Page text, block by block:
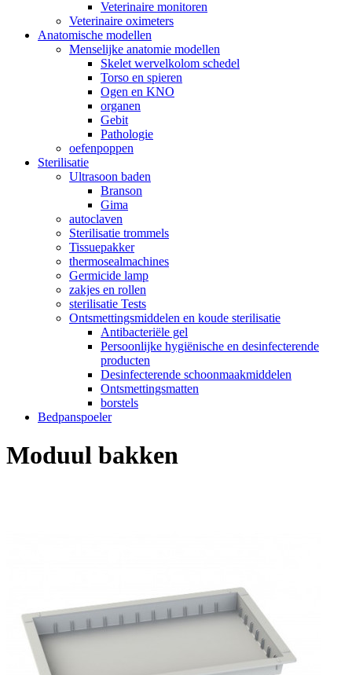
Veterinaire monitoren
Veterinaire oximeters
Anatomische modellen
Menselijke anatomie modellen
Skelet wervelkolom schedel
Torso en spieren
Ogen en KNO
organen
Gebit
Pathologie
oefenpoppen
Sterilisatie
Ultrasoon baden
Branson
Gima
autoclaven
Sterilisatie trommels
Tissuepakker
thermosealmachines
Germicide lamp
zakjes en rollen
sterilisatie Tests
Ontsmettingsmiddelen en koude sterilisatie
Antibacteriële gel
Persoonlijke hygiënische en desinfecterende
producten
Desinfecterende schoonmaakmiddelen
Ontsmettingsmatten
borstels
Bedpanspoeler
Moduul bakken